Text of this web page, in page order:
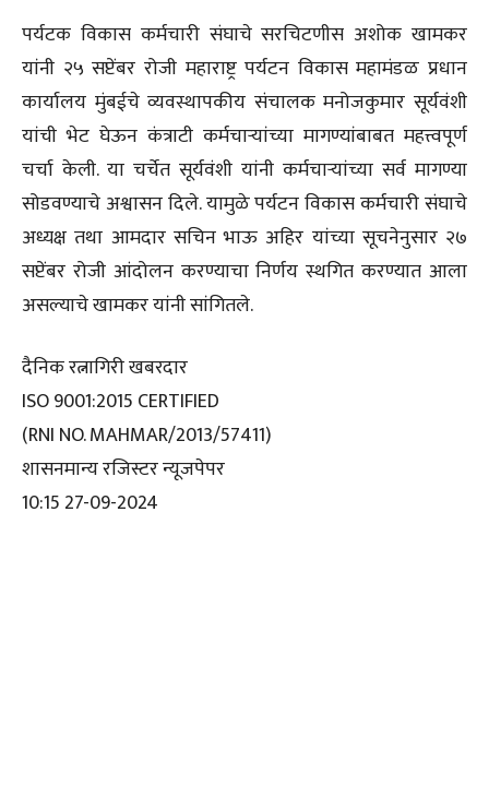
पर्यटक विकास कर्मचारी संघाचे सरचिटणीस अशोक खामकर
यांनी २५ सप्टेंबर रोजी महाराष्ट्र पर्यटन विकास महामंडळ प्रधान
कार्यालय मुंबईचे व्यवस्थापकीय संचालक मनोजकुमार सूर्यवंशी
यांची भेट घेऊन कंत्राटी कर्मचाऱ्यांच्या मागण्यांबाबत महत्त्वपूर्ण
चर्चा केली. या चर्चेत सूर्यवंशी यांनी कर्मचाऱ्यांच्या सर्व मागण्या
सोडवण्याचे अश्वासन दिले. यामुळे पर्यटन विकास कर्मचारी संघाचे
अध्यक्ष तथा आमदार सचिन भाऊ अहिर यांच्या सूचनेनुसार २७
सप्टेंबर रोजी आंदोलन करण्याचा निर्णय स्थगित करण्यात आला
असल्याचे खामकर यांनी सांगितले.
दैनिक रत्नागिरी खबरदार
ISO 9001:2015 CERTIFIED
(RNI NO. MAHMAR/2013/57411)
शासनमान्य रजिस्टर न्यूजपेपर
10:15 27-09-2024